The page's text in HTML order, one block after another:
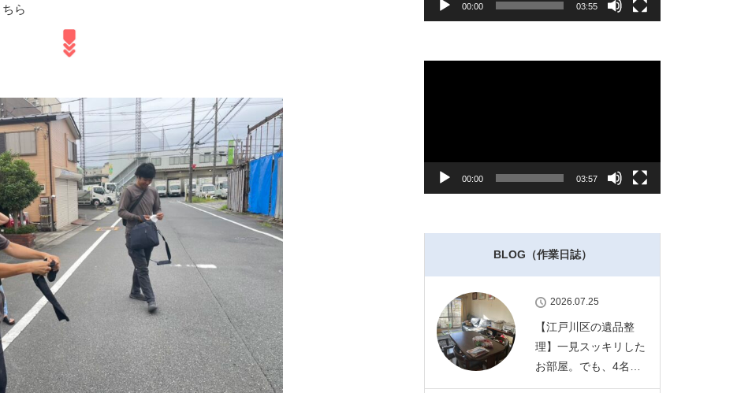
ら 00:00 03:55
動
00:00 03:57
BLOG（作業日誌）
2026.07.25
【江戸川区の遺品整
理】一見スッキリした
お部屋。でも、4名…